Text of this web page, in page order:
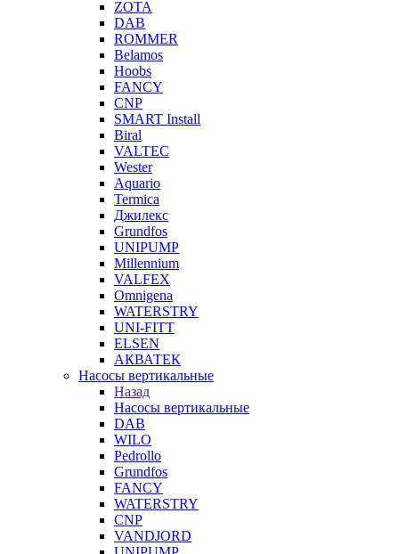
ZOTA
DAB
ROMMER
Belamos
Hoobs
FANCY
CNP
SMART Install
Biral
VALTEC
Wester
Aquario
Termica
Джилекс
Grundfos
UNIPUMP
Millennium
VALFEX
Omnigena
WATERSTRY
UNI-FITT
ELSEN
АКВАТЕК
Насосы вертикальные
Назад
Насосы вертикальные
DAB
WILO
Pedrollo
Grundfos
FANCY
WATERSTRY
CNP
VANDJORD